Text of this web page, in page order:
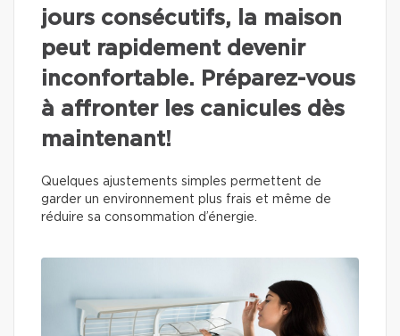
jours consécutifs, la maison
peut rapidement devenir
inconfortable. Préparez-vous
à affronter les canicules dès
maintenant!
Quelques ajustements simples permettent de
garder un environnement plus frais et même de
réduire sa consommation d’énergie.